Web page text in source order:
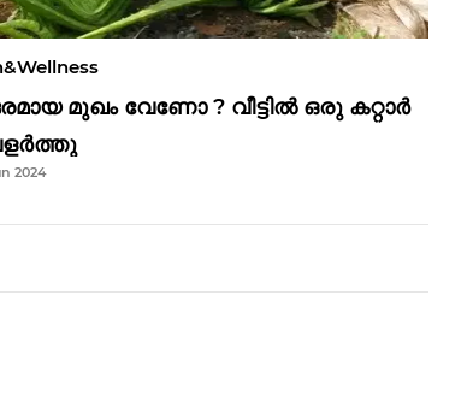
മുഖം വേണോ ? വീട്ടിൽ ഒരു കറ്റാർ
2024